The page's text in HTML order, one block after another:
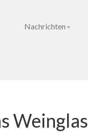
Nachrichten
Weinglas